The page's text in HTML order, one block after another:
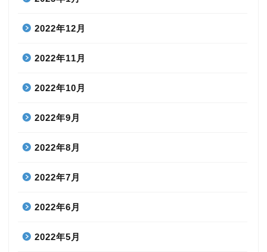
2022年12月
2022年11月
2022年10月
2022年9月
2022年8月
2022年7月
2022年6月
2022年5月